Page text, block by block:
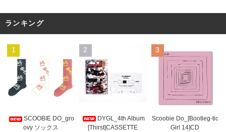
ランキング
1
SCOOBIE DO_gro
ovy ソックス
2
DYGL_4th Album
[Thirst]CASSETTE
3
Scoobie Do_[Bootleg-tic
Girl 14]CD